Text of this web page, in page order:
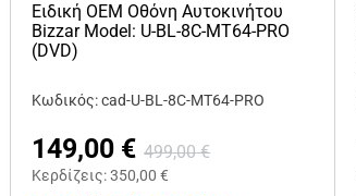
Ειδική OEM Οθόνη Αυτοκινήτου
Bizzar Model: U-BL-8C-MT64-PRO
(DVD)
Κωδικός: cad-U-BL-8C-MT64-PRO
149,00 € 499,00 €
Κερδίζεις:350,00 €